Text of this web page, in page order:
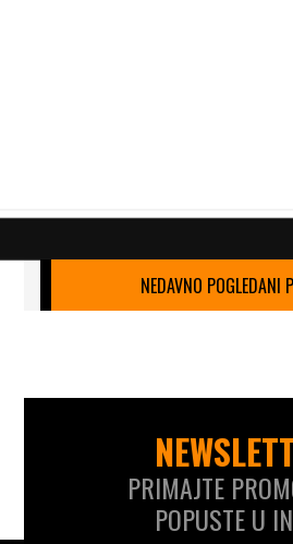
NEDAVNO POGLEDANI
PRIMAJTE
POPUSTE U